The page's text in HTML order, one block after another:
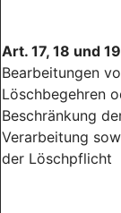
Art. 17, 18 und 19
Bearbeitungen
Löschbegehren
Beschränkung
Verarbeitung
der Löschpflicht